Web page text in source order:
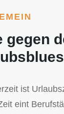
gegen
ist
eint